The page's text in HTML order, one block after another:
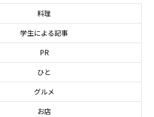
料理
学生による記事
PR
ひと
グルメ
お店